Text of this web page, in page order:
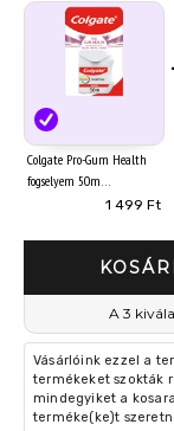
Colgate Pro-Gum Health
fogselyem 50m
1 499 Ft
A 3
Vásárlóink ezzel a
termékeket szokták
mindegyiket a
terméke(ke)t